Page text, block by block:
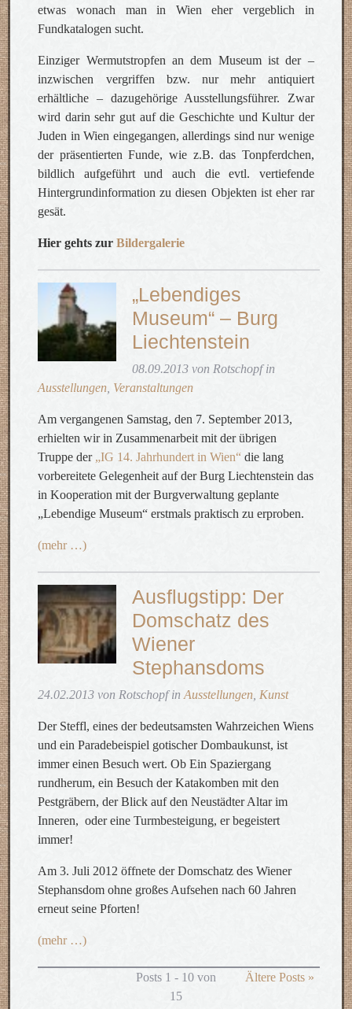
etwas wonach man in Wien eher vergeblich in
Fundkatalogen sucht.
Einziger Wermutstropfen an dem Museum ist der –
inzwischen vergriffen bzw. nur mehr antiquiert
erhältliche – dazugehörige Ausstellungsführer. Zwar
wird darin sehr gut auf die Geschichte und Kultur der
Juden in Wien eingegangen, allerdings sind nur wenige
der präsentierten Funde, wie z.B. das Tonpferdchen,
bildlich aufgeführt und auch die evtl. vertiefende
Hintergrundinformation zu diesen Objekten ist eher rar
gesät.
Hier gehts zurBildergalerie
„Lebendiges
Museum“ – Burg
Liechtenstein
08.09.2013 von Rotschopf in
Ausstellungen Veranstaltungen
Am vergangenen Samstag, den 7. September 2013,
erhielten wir in Zusammenarbeit mit der übrigen
Truppe der „IG 14. Jahrhundert in Wien“ die lang
vorbereitete Gelegenheit auf der Burg Liechtenstein das
in Kooperation mit der Burgverwaltung geplante
„Lebendige Museum“ erstmals praktisch zu erproben.
(mehr …)
Ausflugstipp: Der
Domschatz des
Wiener
Stephansdoms
24.02.2013 von Rotschopf inAusstellungen Kunst
Der Steffl, eines der bedeutsamsten Wahrzeichen Wiens
und ein Paradebeispiel gotischer Dombaukunst, ist
immer einen Besuch wert. Ob Ein Spaziergang
rundherum, ein Besuch der Katakomben mit den
Pestgräbern, der Blick auf den Neustädter Altar im
Inneren, oder eine Turmbesteigung, er begeistert
immer!
Am 3. Juli 2012 öffnete der Domschatz des Wiener
Stephansdom ohne großes Aufsehen nach 60 Jahren
erneut seine Pforten!
(mehr …)
Posts 1 - 10 von
15
Ältere Posts »